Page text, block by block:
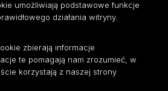
Dostępność
Mapa Strony
umożliwiają podstawowe funkcje
działania witryny.
zbierają informacje
te pomagają nam zrozumieć, w
korzystają z naszej strony